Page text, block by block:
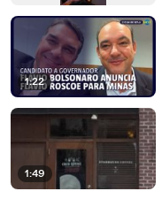
1:22
1:49